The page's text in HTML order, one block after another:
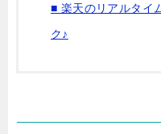
■ 楽天のリアルタイ
ク♪